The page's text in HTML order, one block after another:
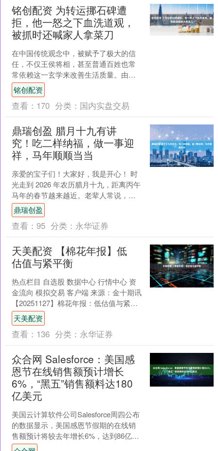
铭创配资 为转运挪石碑遭
拒，他一怒之下血洗道观，
被抓时还喊家人拿菜刀
在中国传统观念中，被赋予了极大的信
任，不仅王侯将相，甚至普通百姓也常
常依赖这一玄学来改善生活质量。由于
人们相信风水能左右命运，因此，很多
人开始通过调整祖坟的位置....
铭创配资
查看： 170 分类： 国内实盘交易
鼎瑞创盈 腊月十九有讲
究！吃二样纳福，做一事迎
祥，马年顺顺当当
亲爱的宝子们！大家好，我是开心！ 时
光走到 2026 年农历腊月十九，距离丙午
马年的春节越来越近。老辈人常说，腊
月的每一天都藏着过日子的智慧，腊月
十九虽不是重大....
鼎瑞创盈
查看： 95 分类： 永华证券
天美配资 【棉花年报】低
估值与紧平衡
热点栏目 自选股 数据中心 行情中心 资
金流向 模拟交易 客户端 来源：金十期讯
【20251127】棉花年报：低估值与紧平
衡 观点小结 核心观点：中期偏多US....
天美配资
查看： 136 分类： 永华证券
众合网 Salesforce：美国感
恩节在线销售额预计增长
6%，“黑五”销售额料达180
亿美元
美国云计算软件公司Salesforce周四公布
的数据显示，美国感恩节假期的在线销
售额预计将较去年增长6%，达到86亿美
元。 数据显示，截至美东时间周四下午2